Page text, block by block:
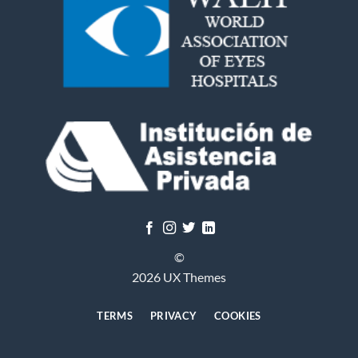
©
2026 UX Themes
TERMS PRIVACY COOKIES